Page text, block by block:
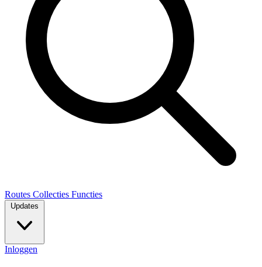
Routes Collecties Functies
Updates
Inloggen